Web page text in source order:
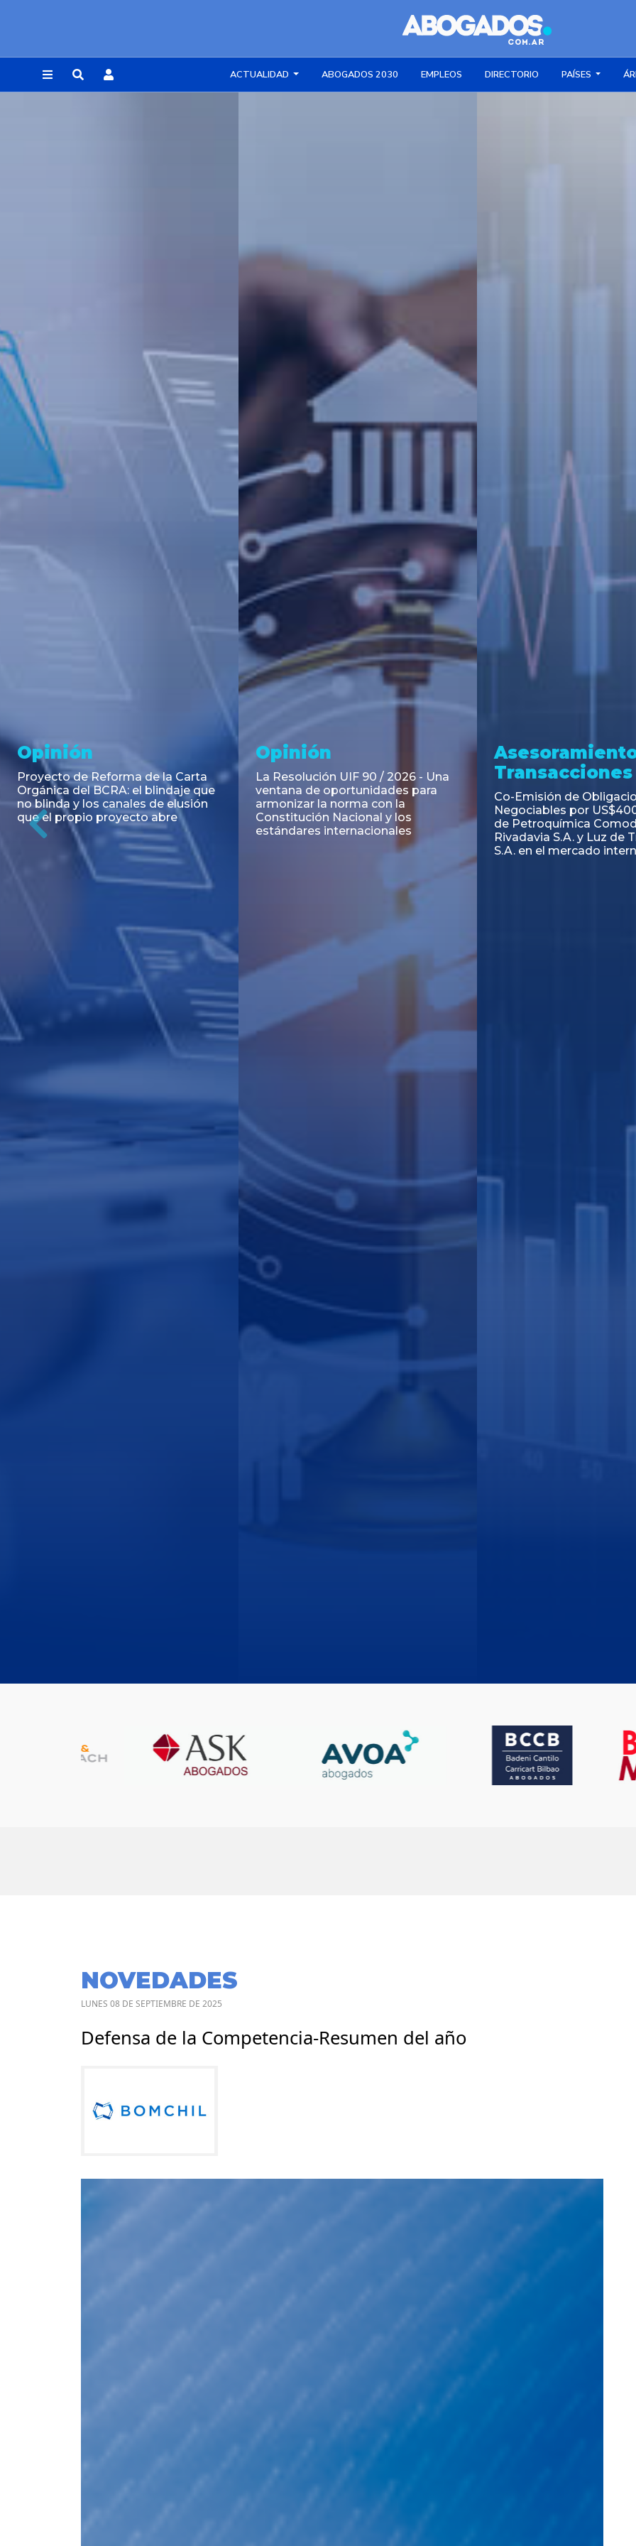
ACTUALIDAD ABOGADOS 2030 EMPLEOS DIRECTORIO PAÍSES
Noticia
RESOLUCIÓN 271/2026 de la
SECRETARIA DE COORDINACIÓN
DE PRODUCCIÓN: Actualización y
unificación de las advertencias
obligatorias en la publicidad de
juegos y apuestas en...
Asesoramiento y
Transacciones
Emisión de Obligaciones
Negociables Clase E de Central
Puerto S.A. por un Valor Nominal
de U$S 98.897.303
Transacciones
PAGBAM asesoró a
autorización para la
de los Certificados de
del Fideicomiso
Inmobiliario "Espacio
Previous
NOVEDADES
LUNES 08 DE SEPTIEMBRE DE 2025
Defensa de la Competencia-Resumen del año